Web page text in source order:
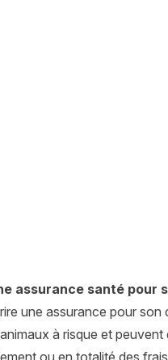
assurance santé pour
une assurance pour
à risque et
ou en totalité des